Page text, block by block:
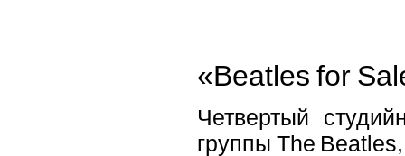
«Beatles for
Четвертый
группы The